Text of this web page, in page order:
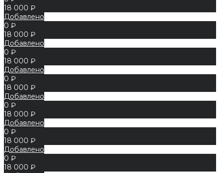
18 000 ₽
Добавлено
0 ₽
18 000 ₽
Добавлено
0 ₽
18 000 ₽
Добавлено
0 ₽
18 000 ₽
Добавлено
0 ₽
18 000 ₽
Добавлено
0 ₽
18 000 ₽
Добавлено
0 ₽
18 000 ₽